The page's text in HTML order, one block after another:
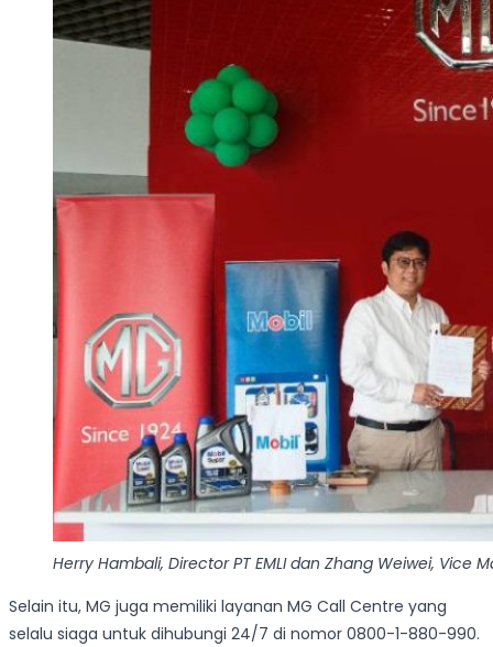
Herry Hambali, Director PT EMLI dan Zhang Weiwei, Vice
Selain itu, MG juga memiliki layanan MG Call Centre yang
selalu siaga untuk dihubungi 24/7 di nomor 0800-1-880-990.